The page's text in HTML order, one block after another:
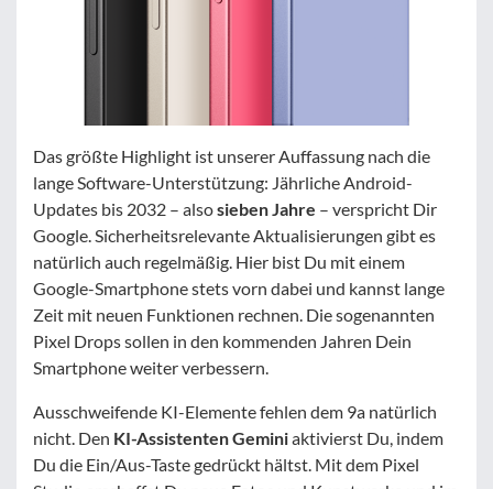
Das größte Highlight ist unserer Auffassung nach die
lange Software-Unterstützung: Jährliche Android-
Updates bis 2032 – alsosieben Jahre – verspricht Dir
Google. Sicherheitsrelevante Aktualisierungen gibt es
natürlich auch regelmäßig. Hier bist Du mit einem
Google-Smartphone stets vorn dabei und kannst lange
Zeit mit neuen Funktionen rechnen. Die sogenannten
Pixel Drops sollen in den kommenden Jahren Dein
Smartphone weiter verbessern.
Ausschweifende KI-Elemente fehlen dem 9a natürlich
nicht. Den KI-Assistenten Geminiaktivierst Du, indem
Du die Ein/Aus-Taste gedrückt hältst. Mit dem Pixel